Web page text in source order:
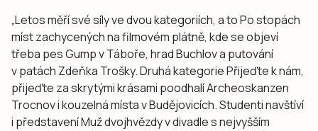
„Letos měří své síly ve dvou kategoriích, a to Po stopách
míst zachycených na filmovém plátně, kde se objeví
třeba pes Gump v Táboře, hrad Buchlov a putování
v patách Zdeňka Trošky. Druhá kategorie Přijeďte k nám,
přijeďte za skrytými krásami poodhalí Archeoskanzen
Trocnov i kouzelná místa v Budějovicích. Studenti navštíví
i představení Muž dvojhvězdy v divadle s nejvyšším